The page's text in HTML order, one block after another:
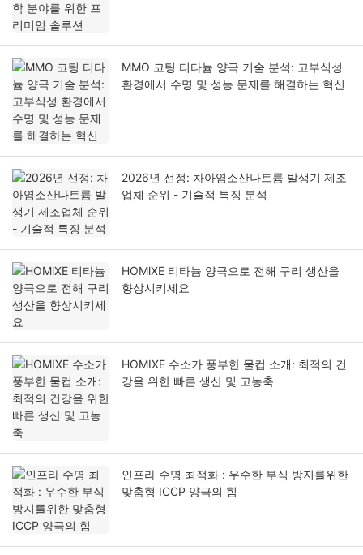
MMO 코팅 티타늄 양극 기술 분석: 고부식성
환경에서 수명 및 성능 문제를 해결하는 혁신
2026년 선정: 차아염소산나트륨 발생기 제조
업체 순위 - 기술적 특징 분석
HOMlXE 티타늄 양극으로 전해 구리 생산을
향상시키세요
HOMIXE 수소가 풍부한 물컵 소개: 최적의 건
강을 위한 빠른 생산 및 고농축
인프라 수명 최적화 : 우수한 부식 방지를위한
맞춤형 ICCP 양극의 힘